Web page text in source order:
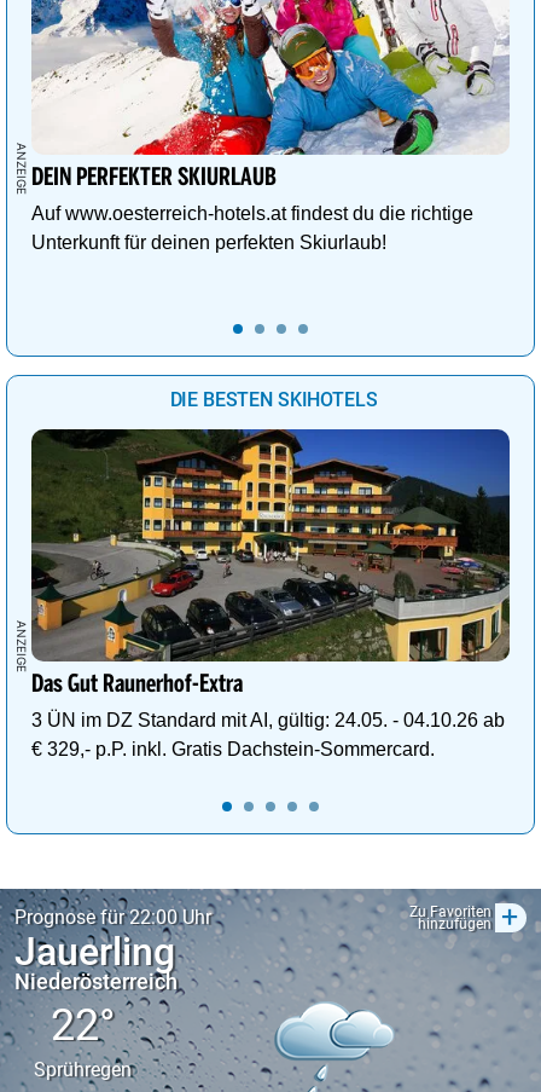
DEIN PERFEKTER SKIURLAUB
Auf www.oesterreich-hotels.at findest du die richtige
Unterkunft für deinen perfekten Skiurlaub!
DIE BESTEN SKIHOTELS
Das Gut Raunerhof-Extra
3 ÜN im DZ Standard mit AI, gültig: 24.05. - 04.10.26 ab
€ 329,- p.P. inkl. Gratis Dachstein-Sommercard.
Prognose für 22:00 Uhr Zu Favoriten
hinzufügen +
Jauerling
Niederösterreich
22°
Sprühregen